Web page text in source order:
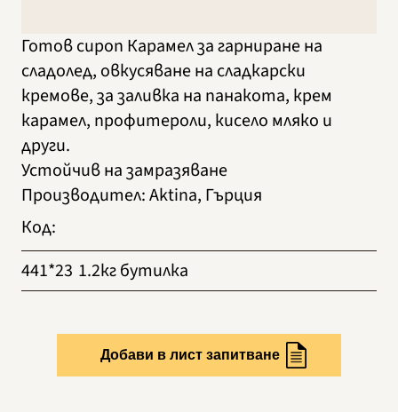
Готов сироп Карамел за гарниране на
сладолед, овкусяване на сладкарски
кремове, за заливка на панакота, крем
карамел, профитероли, кисело мляко и
други.
Устойчив на замразяване
Производител:Aktina, Гърция
Код:
441*23 1.2кг бутилка
Добави в лист запитване